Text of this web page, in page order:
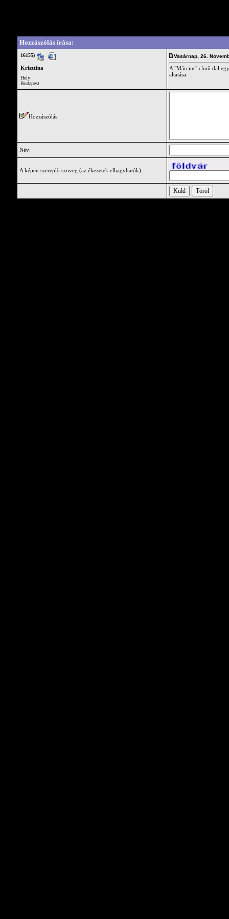
Hozzászólás írása:
16155)
Krisztina
Hely:
Budapest
Vasárnap, 26.
A "Március" című dal
altatása.
Hozzászólás:
Név:
A képen szereplõ szöveg (az ékezetek elhagyhatók):